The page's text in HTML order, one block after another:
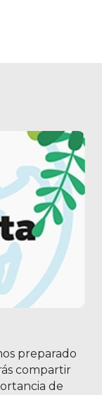
preparado
compartir
de